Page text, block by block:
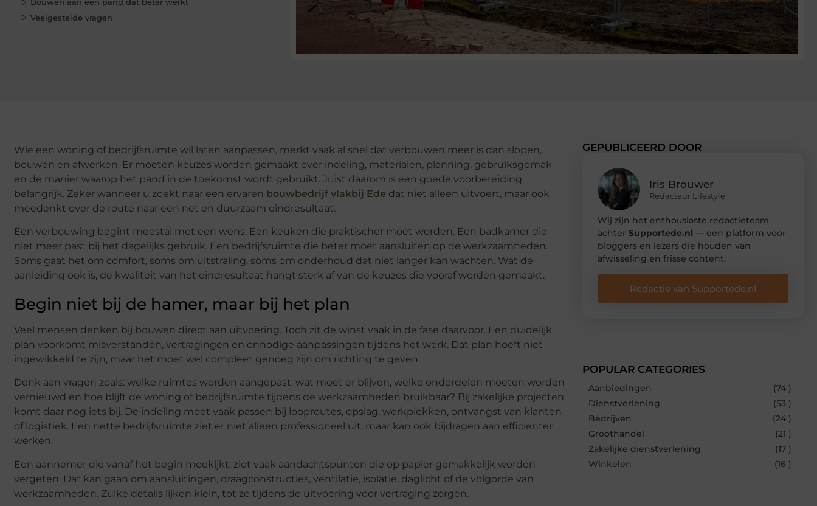
Bouwen aan een pand dat beter werkt
Veelgestelde vragen
Wie een woning of bedrijfsruimte wil laten aanpassen, merkt vaak al snel dat verbouwen meer is dan slopen,
bouwen en afwerken. Er moeten keuzes worden gemaakt over indeling, materialen, planning, gebruiksgemak
en de manier waarop het pand in de toekomst wordt gebruikt. Juist daarom is een goede voorbereiding
belangrijk. Zeker wanneer u zoekt naar een ervaren bouwbedrijf vlakbij Ede dat niet alleen uitvoert, maar ook
meedenkt over de route naar een net en duurzaam eindresultaat.
Een verbouwing begint meestal met een wens. Een keuken die praktischer moet worden. Een badkamer die
niet meer past bij het dagelijks gebruik. Een bedrijfsruimte die beter moet aansluiten op de werkzaamheden.
Soms gaat het om comfort, soms om uitstraling, soms om onderhoud dat niet langer kan wachten. Wat de
aanleiding ook is, de kwaliteit van het eindresultaat hangt sterk af van de keuzes die vooraf worden gemaakt.
Begin niet bij de hamer, maar bij het plan
Veel mensen denken bij bouwen direct aan uitvoering. Toch zit de winst vaak in de fase daarvoor. Een duidelijk
plan voorkomt misverstanden, vertragingen en onnodige aanpassingen tijdens het werk. Dat plan hoeft niet
ingewikkeld te zijn, maar het moet wel compleet genoeg zijn om richting te geven.
Denk aan vragen zoals: welke ruimtes worden aangepast, wat moet er blijven, welke onderdelen moeten worden
vernieuwd en hoe blijft de woning of bedrijfsruimte tijdens de werkzaamheden bruikbaar? Bij zakelijke projecten
komt daar nog iets bij. De indeling moet vaak passen bij looproutes, opslag, werkplekken, ontvangst van klanten
of logistiek. Een nette bedrijfsruimte ziet er niet alleen professioneel uit, maar kan ook bijdragen aan efficiënter
werken.
Een aannemer die vanaf het begin meekijkt, ziet vaak aandachtspunten die op papier gemakkelijk worden
vergeten. Dat kan gaan om aansluitingen, draagconstructies, ventilatie, isolatie, daglicht of de volgorde van
werkzaamheden. Zulke details lijken klein, tot ze tijdens de uitvoering voor vertraging zorgen.
GEPUBLICEERD DOOR
Iris Brouwer
Redacteur Lifestyle
Wij zijn het enthousiaste redactieteam
achter Supportede.nl — een platform voor
bloggers en lezers die houden van
afwisseling en frisse content.
Redactie van Supportede.nl
POPULAR CATEGORIES
Aanbiedingen
(74 )
Dienstverlening
(53 )
Bedrijven
(24 )
Groothandel
(21 )
Zakelijke dienstverlening
(17 )
Winkelen
(16 )